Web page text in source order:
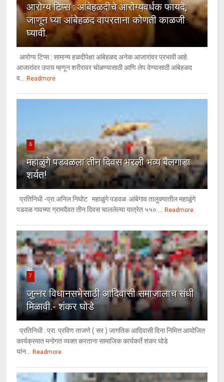
आरोग्य टिप्स : आंबेहळदीचे आरोग्यवर्धक फायदे;
जाणून घ्या आंबेहळद वापरताना कोणती काळजी
घ्यावी.
आरोग्य टिप्स : सामान्य हळदीपेक्षा आंबेहळद अनेक आजारांवर प्रभावी आहे.
आजारांवर उपाय म्हणून शरीरावर चोळण्यासाठी आणि लेप देण्यासाठी आंबेहळद
व...
Readmore
6
महाळुंगे पडवळला तीन दिवस भरली भव्य बैलगाडा
शर्यत!
प्रतिनिधी -प्रा.अनिल निघोट महाळुंगे पडवळ आंबेगाव तालुक्यातील महाळुंगे
पडवळ गावच्या ग्रामदैवत तीन दिवस चाललेल्या यात्रेत ५५० ...
Readmore
7
जुन्नर विधानसभेसाठी आदिवासी समाजालाच संधी
मिळावी.- शंकर घोडे
प्रतिनिधी : प्रा. प्रविण ताजणे ( सर ) जागतिक आदिवासी दिना निमित्त आयोजित
कार्यक्रमात मनोगत व्यक्त करताना सामाजिक कार्यकर्ते शंकर घोडे
यांन...
Readmore